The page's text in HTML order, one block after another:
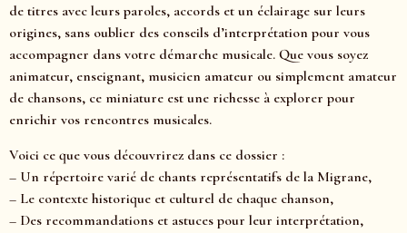
de titres avec leurs paroles, accords et un éclairage sur leurs
origines, sans oublier des conseils d’interprétation pour vous
accompagner dans votre démarche musicale. Que vous soyez
animateur, enseignant, musicien amateur ou simplement amateur
de chansons, ce miniature est une richesse à explorer pour
enrichir vos rencontres musicales.
Voici ce que vous découvrirez dans ce dossier :
– Un répertoire varié de chants représentatifs de la Migrane,
– Le contexte historique et culturel de chaque chanson,
– Des recommandations et astuces pour leur interprétation,